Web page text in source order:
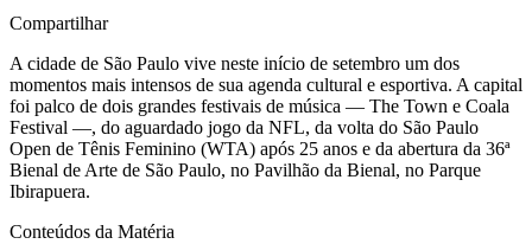
Compartilhar
A cidade de São Paulo vive neste início de setembro um dos
momentos mais intensos de sua agenda cultural e esportiva. A capital
foi palco de dois grandes festivais de música — The Town e Coala
Festival —, do aguardado jogo da NFL, da volta do São Paulo
Open de Tênis Feminino (WTA) após 25 anos e da abertura da 36ª
Bienal de Arte de São Paulo, no Pavilhão da Bienal, no Parque
Ibirapuera.
Conteúdos da Matéria